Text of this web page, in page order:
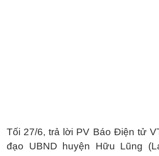
Tối 27/6, trả lời PV Báo Điện tử
đạo UBND huyện Hữu Lũng